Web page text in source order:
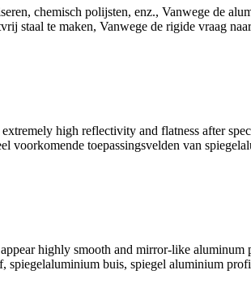
chemisch polijsten, enz., Vanwege de
staal te maken, Vanwege de rigide vraag
high reflectivity and flatness after
voorkomende toepassingsvelden van
highly smooth and mirror-like aluminum
buis, spiegel aluminium